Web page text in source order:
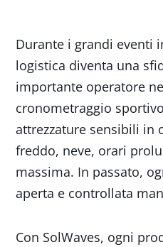
Durante i grandi eventi
logistica diventa una
importante operatore
cronometraggio
attrezzature sensibili in
freddo, neve, orari
massima. In passato,
aperta e controllata
Con SolWaves, ogni